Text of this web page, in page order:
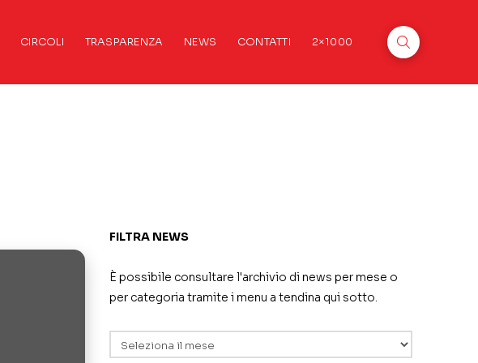
CIRCOLI TRASPARENZA NEWS CONTATTI 2×1000
FILTRA NEWS
È possibile consultare l'archivio di news per mese o
per categoria tramite i menu a tendina qui sotto.
Archivi